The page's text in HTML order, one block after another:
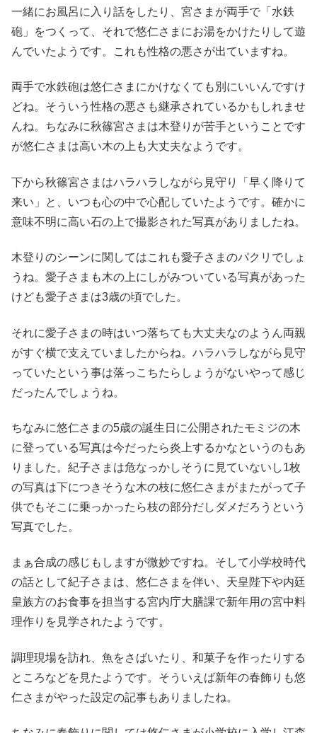
一緒にお風呂に入り話をしたり、宮さまが両手で「水鉄
砲」をつくって、それで悠仁さまにお湯をかけたりして遊
んでいたようです。これも性格の悪さが出ていますね。
両手で水鉄砲は悠仁さまにかけなくても別にいいんですけ
どね。そういう性格の悪さも継承されているかもしれませ
んね。ちなみに秋篠宮さまは木登りが苦手ということです
が悠仁さまは高い木の上も大丈夫なようです。
下から秋篠宮さまはハラハラしながら見守り「早く降りて
来い」と、いつも心の中で心配していたようです。確かに
意味不明に高い石の上で撮影された写真がありましたね。
木登りのシーンに関してはこれも愛子さまのパクリでしょ
うね。愛子さまも木の上にしがみついている写真があった
けども愛子さまは3歳の頃でした。
それに愛子さまの時はいつ落ちても大丈夫なのようん両親
がすぐ横で支えていましたからね。ハラハラしながら見守
っていたという事は落っこちたらしょうがないやって感じ
だったんでしょうね。
ちなみに悠仁さまの5歳の誕生日に公開されたモミジの木
に登っている写真は今だったら炎上するかなというのもあ
りました。紀子さまは危なっかしそうに見ていないし1枚
の写真は下につきそうな木の枝に悠仁さまがまたがって子
供でもそこに乗っかったら枝の部分だしダメだろうという
写真でした。
まぁ合成の感じもしますが微妙ですね。そして小学校時代
の話として紀子さまは、悠仁さまを伴い、天皇陛下や内廷
皇族方のお食事を担当する宮内庁大膳課で新年用の宮中料
理作りを見学されたようです。
調理現場を訪れ、魚をさばいたり、和菓子を作ったりする
ところなどを見たようです。そういえば新年の春飾りも悠
仁さまがやった設定の記事もありましたね。